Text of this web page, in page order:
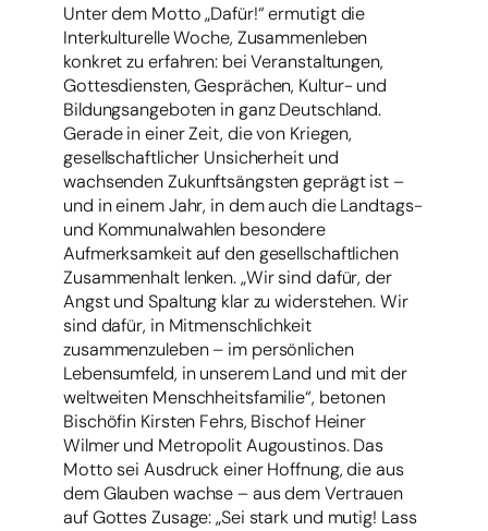
Unter dem Motto „Dafür!“ ermutigt die
Interkulturelle Woche, Zusammenleben
konkret zu erfahren: bei Veranstaltungen,
Gottesdiensten, Gesprächen, Kultur- und
Bildungsangeboten in ganz Deutschland.
Gerade in einer Zeit, die von Kriegen,
gesellschaftlicher Unsicherheit und
wachsenden Zukunftsängsten geprägt ist –
und in einem Jahr, in dem auch die Landtags-
und Kommunalwahlen besondere
Aufmerksamkeit auf den gesellschaftlichen
Zusammenhalt lenken. „Wir sind dafür, der
Angst und Spaltung klar zu widerstehen. Wir
sind dafür, in Mitmenschlichkeit
zusammenzuleben – im persönlichen
Lebensumfeld, in unserem Land und mit der
weltweiten Menschheitsfamilie“, betonen
Bischöfin Kirsten Fehrs, Bischof Heiner
Wilmer und Metropolit Augoustinos. Das
Motto sei Ausdruck einer Hoffnung, die aus
dem Glauben wachse – aus dem Vertrauen
auf Gottes Zusage: „Sei stark und mutig! Lass